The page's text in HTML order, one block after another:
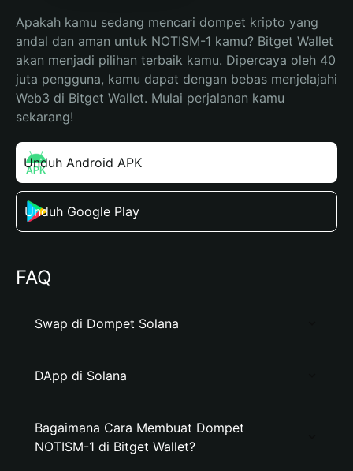
Apakah kamu sedang mencari dompet kripto yang
andal dan aman untuk NOTISM-1 kamu? Bitget Wallet
akan menjadi pilihan terbaik kamu. Dipercaya oleh 40
juta pengguna, kamu dapat dengan bebas menjelajahi
Web3 di Bitget Wallet. Mulai perjalanan kamu
sekarang!
Unduh Android APK
Unduh Google Play
FAQ
Swap di Dompet Solana
DApp di Solana
Bagaimana Cara Membuat Dompet
NOTISM-1 di Bitget Wallet?